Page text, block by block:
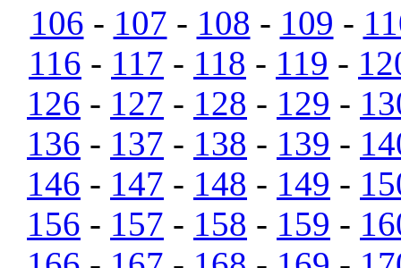
106 - 107 - 108 - 109 -
116 - 117 - 118 - 119 -
126 - 127 - 128 - 129 -
136 - 137 - 138 - 139 -
146 - 147 - 148 - 149 -
156 - 157 - 158 - 159 -